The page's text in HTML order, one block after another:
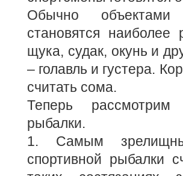
Обычно
становятся наиболее
щука, судак, окунь и
– голавль и густера.
считать сома.
Теперь
рыбалки.
1. Самым
спортивной рыбалки